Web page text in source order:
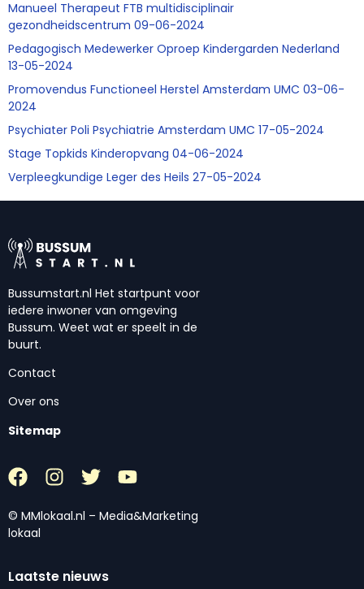
Manueel Therapeut FTB multidisciplinair
gezondheidscentrum 09-06-2024
Pedagogisch Medewerker Oproep Kindergarden Nederland
13-05-2024
Promovendus Functioneel Herstel Amsterdam UMC 03-06-
2024
Psychiater Poli Psychiatrie Amsterdam UMC 17-05-2024
Stage Topkids Kinderopvang 04-06-2024
Verpleegkundige Leger des Heils 27-05-2024
Bussumstart.nl Het startpunt voor
iedere inwoner van omgeving
Bussum. Weet wat er speelt in de
buurt.
Contact
Over ons
Sitemap
© MMlokaal.nl – Media&Marketing
lokaal
Laatste nieuws